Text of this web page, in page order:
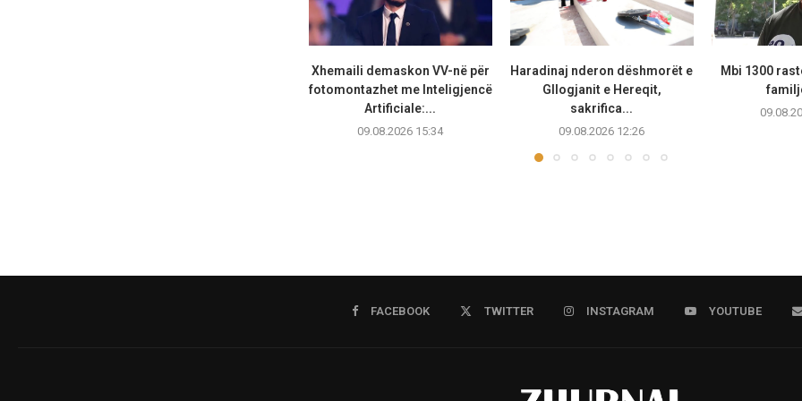
Xhemaili demaskon VV-në për
fotomontazhet me Inteligjencë
Artificiale:...
09.08.2026 15:34
Haradinaj nderon dëshmorët e
Gllogjanit e Hereqit,
sakrifica...
09.08.2026 12:26
Mbi 1300
FACEBOOK TWITTER INSTAGRAM YOUTUBE